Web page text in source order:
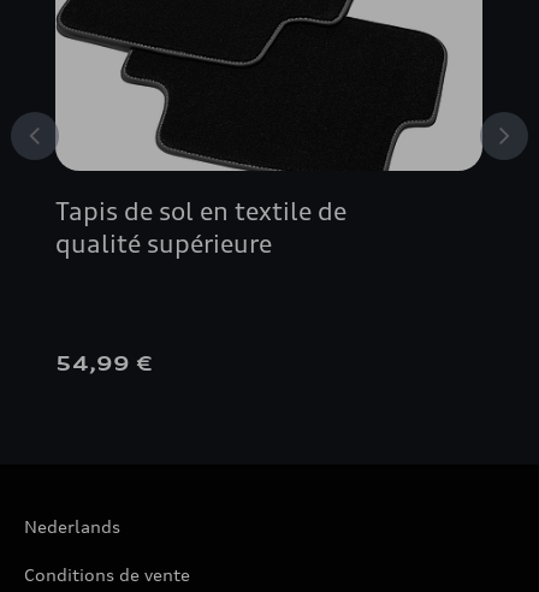
Tapis de sol en textile de
qualité supérieure
54,99 €
Nederlands
Conditions de vente